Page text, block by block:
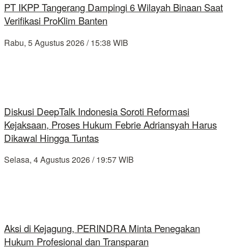
PT IKPP Tangerang Dampingi 6 Wilayah Binaan Saat
Verifikasi ProKlim Banten
Rabu, 5 Agustus 2026 / 15:38 WIB
Diskusi DeepTalk Indonesia Soroti Reformasi
Kejaksaan, Proses Hukum Febrie Adriansyah Harus
Dikawal Hingga Tuntas
Selasa, 4 Agustus 2026 / 19:57 WIB
Aksi di Kejagung, PERINDRA Minta Penegakan
Hukum Profesional dan Transparan